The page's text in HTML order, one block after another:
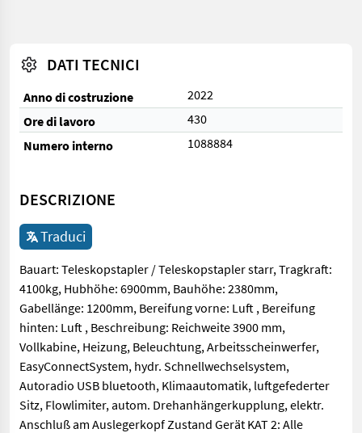
DATI TECNICI
Anno di costruzione
2022
Ore di lavoro
430
Numero interno
1088884
DESCRIZIONE
Traduci
Bauart: Teleskopstapler / Teleskopstapler starr, Tragkraft:
4100kg, Hubhöhe: 6900mm, Bauhöhe: 2380mm,
Gabellänge: 1200mm, Bereifung vorne: Luft , Bereifung
hinten: Luft , Beschreibung: Reichweite 3900 mm,
Vollkabine, Heizung, Beleuchtung, Arbeitsscheinwerfer,
EasyConnectSystem, hydr. Schnellwechselsystem,
Autoradio USB bluetooth, Klimaautomatik, luftgefederter
Sitz, Flowlimiter, autom. Drehanhängerkupplung, elektr.
Anschluß am Auslegerkopf Zustand Gerät KAT 2: Alle